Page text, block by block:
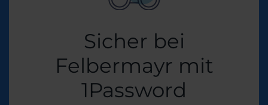
Sicher bei
Felbermayr mit
1Password